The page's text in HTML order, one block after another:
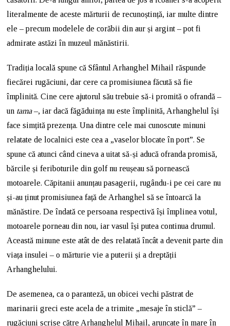
literalmente de aceste mărturii de recunoștință, iar multe dintre
ele – precum modelele de corăbii din aur și argint – pot fi
admirate astăzi în muzeul mănăstirii.
Tradiția locală spune că Sfântul Arhanghel Mihail răspunde
fiecărei rugăciuni, dar cere ca promisiunea făcută să fie
împlinită. Cine cere ajutorul său trebuie să-i promită o ofrandă –
un tama–, iar dacă făgăduința nu este împlinită, Arhanghelul își
face simțită prezența. Una dintre cele mai cunoscute minuni
relatate de localnici este cea a „vaselor blocate în port”. Se
spune că atunci când cineva a uitat să-și aducă ofranda promisă,
bărcile și feriboturile din golf nu reușeau să pornească
motoarele. Căpitanii anunțau pasagerii, rugându-i pe cei care nu
și-au ținut promisiunea față de Arhanghel să se întoarcă la
mănăstire. De îndată ce persoana respectivă își împlinea votul,
motoarele porneau din nou, iar vasul își putea continua drumul.
Această minune este atât de des relatată încât a devenit parte din
viața insulei – o mărturie vie a puterii și a dreptății
Arhanghelului.
De asemenea, ca o paranteză, un obicei vechi păstrat de
marinarii greci este acela de a trimite „mesaje în sticlă” –
rugăciuni scrise către Arhanghelul Mihail, aruncate în mare în